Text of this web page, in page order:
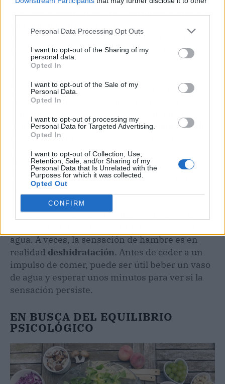
Personal Data Processing Opt Outs
I want to opt-out of the Sharing of my
personal data.
Opted In
I want to opt-out of the Sale of my
Personal Data.
Opted In
I want to opt-out of processing my
Personal Data for Targeted Advertising.
Opted In
I want to opt-out of Collection, Use,
Retention, Sale, and/or Sharing of my
Personal Data that Is Unrelated with the
Purposes for which it was collected.
Opted Out
CONFIRM
completos y versátiles, nos permite jugar con
preparaciones, evitando la monotonía que a
menudo conduce a la desmotivación en una
dieta.
La sinergia entre diferentes superalimentos
también es un concepto interesante. La
beneficios y ayudar amejorar la absorción de
sus nutrientes.
presente en los cítricos puede mejorar la
absorción del hierro de los vegetales de hojas
verdes, haciendo un combo perfecto en una
ensalada.
Además, cabe destacar la importancia de no
agua. A veces, la sensación de hambre es en
realidad deshidratación. Antes de ceder a un
impulso de comer, puede ser útil beber un vaso
de agua y esperar unos minutos para ver si la
sensación persiste.
EN BUSCA DEL EQUILIBRIO
PSICOLÓGICO